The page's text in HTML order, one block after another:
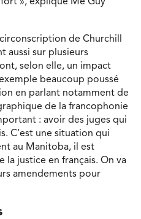
de Churchill
aussi sur plusieurs
selon elle, un impact
beaucoup poussé
en parlant notamment de
de la francophonie
: avoir des juges qui
C’est une situation qui
au Manitoba, il est
la justice en français. On va
amendements pour